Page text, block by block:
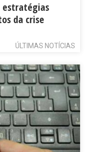
estratégias
da crise
ÚLTIMAS NOTÍCIAS